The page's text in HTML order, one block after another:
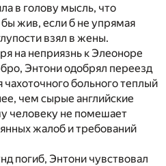
в голову мысль, что
жив, если б не упрямая
взял в жены.
на неприязнь к Элеоноре
Энтони одобрял переезд
чахоточного больного теплый
чем сырые английские
человеку не помешает
жалоб и требований
погиб, Энтони чувствовал